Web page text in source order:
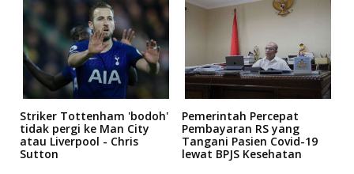
Striker Tottenham 'bodoh'
tidak pergi ke Man City
atau Liverpool - Chris
Sutton
Pemerintah Percepat
Pembayaran RS yang
Tangani Pasien Covid-19
lewat BPJS Kesehatan